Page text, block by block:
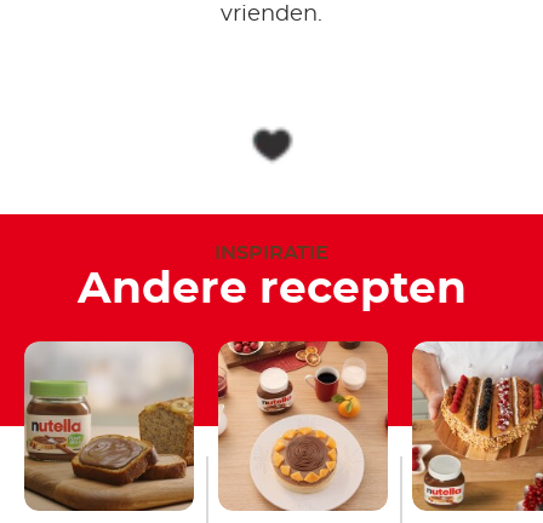
vrienden.
INSPIRATIE
Andere recepten